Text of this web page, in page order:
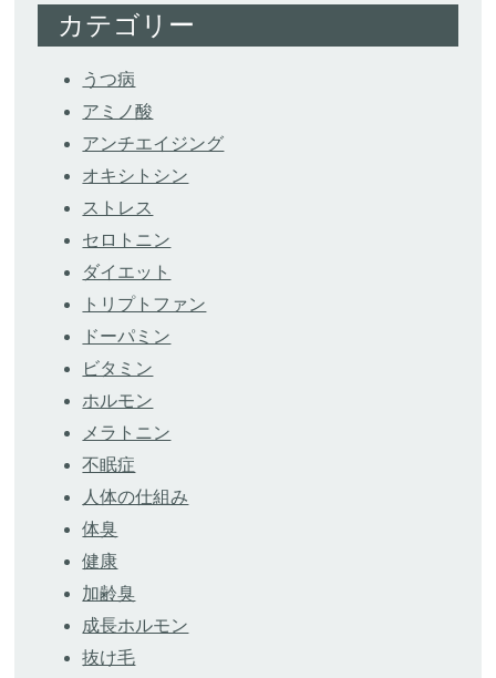
カテゴリー
うつ病
アミノ酸
アンチエイジング
オキシトシン
ストレス
セロトニン
ダイエット
トリプトファン
ドーパミン
ビタミン
ホルモン
メラトニン
不眠症
人体の仕組み
体臭
健康
加齢臭
成長ホルモン
抜け毛